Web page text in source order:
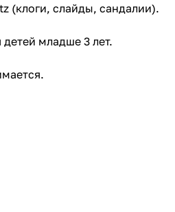
(клоги, слайды, сандалии).
младше 3 лет.